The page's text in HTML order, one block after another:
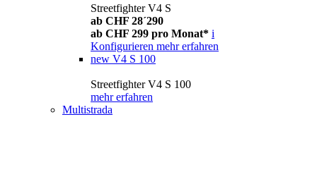
Streetfighter V4 S
ab CHF 28´290
ab CHF 299 pro Monat* i
Konfigurieren mehr erfahren
new V4 S 100
Streetfighter V4 S 100
mehr erfahren
Multistrada